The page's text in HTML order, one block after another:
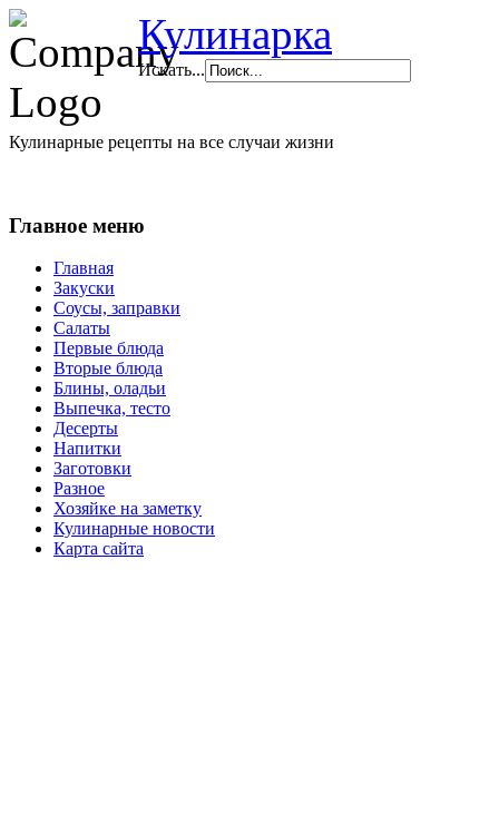
Кулинарка
Искать...
Кулинарные рецепты на все случаи жизни
Главное меню
Главная
Закуски
Соусы, заправки
Салаты
Первые блюда
Вторые блюда
Блины, оладьи
Выпечка, тесто
Десерты
Напитки
Заготовки
Разное
Хозяйке на заметку
Кулинарные новости
Карта сайта